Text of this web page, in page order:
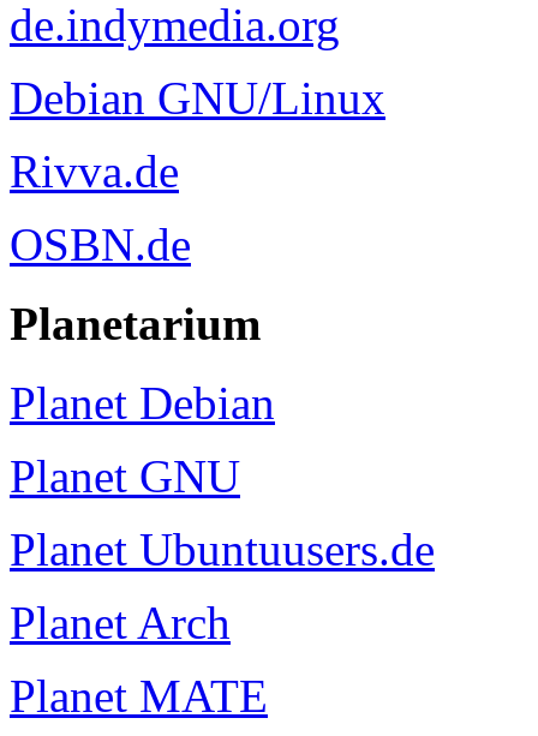
de.indymedia.org
Debian GNU/Linux
Rivva.de
OSBN.de
Planetarium
Planet Debian
Planet GNU
Planet Ubuntuusers.de
Planet Arch
Planet MATE